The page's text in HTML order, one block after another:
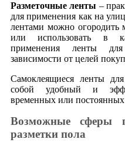
Разметочные ленты –
для применения как на
лентами можно огородить
или использовать в
применения ленты
зависимости от целей
Самоклеящиеся ленты
собой удобный и
временных или
Возможные сферы
разметки пола